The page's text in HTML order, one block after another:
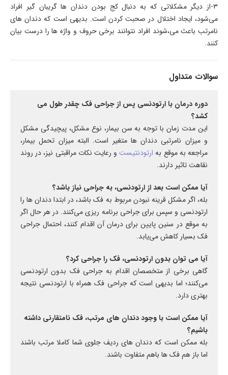
۳-از دیگر مشکلاتی که به دنبال کج بودن دندان ها گریبان گیر افراد
می‌شود، ایجاد اختلال در صحبت کردن است. بدیهی است که دندان های
نامرتب باعث می،شوند افراد نتوانند برخی حروف و واژه ها را درست بیان
کنند.
سوالات متداول
دوره درمان با ارتودنسی پس از جراحی فک چقدر طول می
کشد؟
این مدت زمان با توجه به سن بیمار، نوع مشکل، پیچیدگی مشکل
و میزان نامرتبی دندان ها متغیر است. البته میزان تحمل بیمار،
مراجعه به موقع به ارتودنتیستو رعایت نکات مراقبتی نیز، در روند
نقاهت تاثیر دارند.
آیا ممکن است بعد از ارتودنسی، به جراحی نیاز باشد؟
بله، اگر مشکل قرینه نبودن مربوط به فک باشد، در ابتدا دندان ها را
ارتودنسی و سپس برای جراحی برنامه ریزی می‌کنند. در هر حال اگر
به موقع در سنین پایین برای درمان آن اقدام کنند، احتمال جراحی
فک بسیار کاهش می‌یابد.
آیا می توان بدون ارتودنسی، فک را جراحی کرد؟
گاهی برخی از متخصصان اقدام به جراحی فک بدون ارتودنسی
می‌کنند؛ اما بدیهی است که جراحی فک همراه با ارتودنسی نتیجه
بهتری دارد.
آیا ممکن است با وجود دندان های مرتب، فک نامتقارنی داشته
باشیم؟
بله ممکن است که دندان های ردیف جلوی شما کاملا مرتب باشند
اما باز هم فک ها باهم متفاوت باشند.